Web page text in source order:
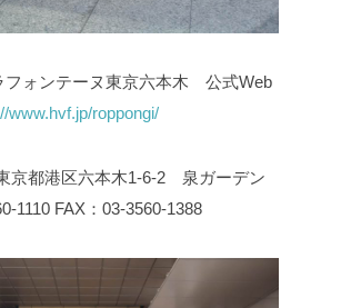
フォンテーヌ東京六本木 公式Web
www.hvf.jp/roppongi/
京都港区六本木1-6-2 泉ガーデン
1110 FAX：03-3560-1388